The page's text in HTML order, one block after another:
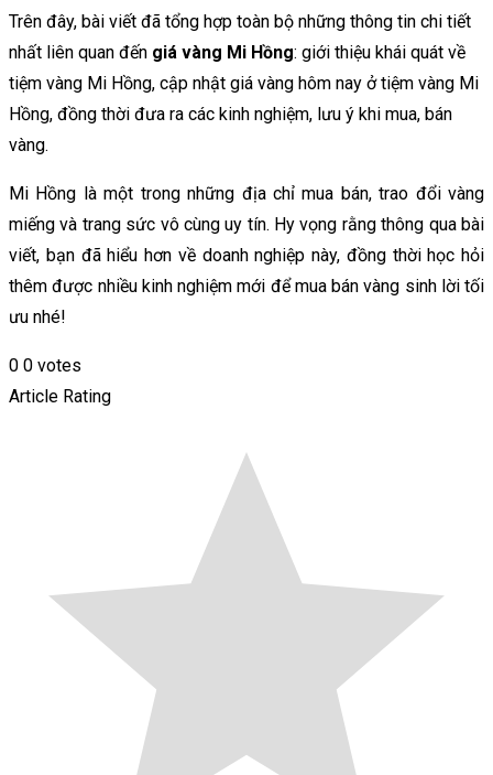
Trên đây, bài viết đã tổng hợp toàn bộ những thông tin chi tiết
nhất liên quan đến giá vàng Mi Hồng: giới thiệu khái quát về
tiệm vàng Mi Hồng, cập nhật giá vàng hôm nay ở tiệm vàng Mi
Hồng, đồng thời đưa ra các kinh nghiệm, lưu ý khi mua, bán
vàng.
Mi Hồng là một trong những địa chỉ mua bán, trao đổi vàng
miếng và trang sức vô cùng uy tín. Hy vọng rằng thông qua bài
viết, bạn đã hiểu hơn về doanh nghiệp này, đồng thời học hỏi
thêm được nhiều kinh nghiệm mới để mua bán vàng sinh lời tối
ưu nhé!
0 0 votes
Article Rating